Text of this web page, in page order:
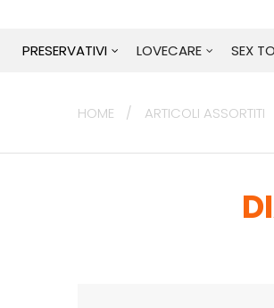
PRESERVATIVI LOVECARE SEX
HOME ARTICOLI ASSORTITI